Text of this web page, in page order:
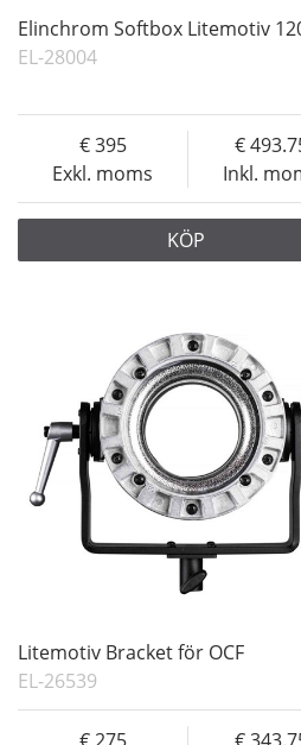
Elinchrom Softbox Litemotiv
EL-28004
Exkl. moms
395
Inkl.
KÖP
Litemotiv Bracket för OCF
EL-26539
275